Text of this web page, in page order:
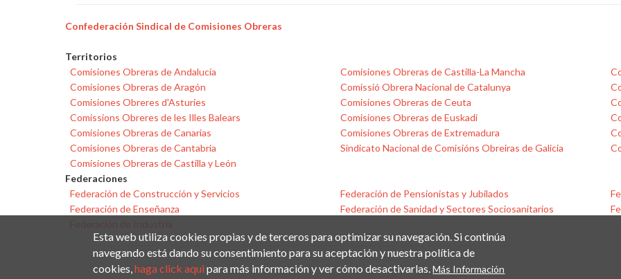
Confederación Sindical de Comisiones Obreras
Territorios
Comisiones Obreras de Andalucía
Comisiones Obreras de Aragón
Comisiones Obreres d'Asturies
Comissions Obreres de les Illes Balears
Comisiones Obreras de Canarias
Comisiones Obreras de Cantabria
Comisiones Obreras de Castilla y León
Comisiones Obreras de Castilla-La Mancha
Comissió Obrera Nacional de Catalunya
Comisiones Obreras de Ceuta
Comisiones Obreras de Euskadi
Comisiones Obreras de Extremadura
Sindicato Nacional de Comisións Obreiras de Galicia
Federaciones
Federación de Construcción y Servicios
Federación de Enseñanza
Federación de Pensionistas y Jubilados
Federación de Sanidad y Sectores Sociosanitarios
Esta web utiliza cookies propias y de terceros para optimizar su navegación. Si continúa
navegando está dando su consentimiento para su aceptación y nuestra política de
cookies,haga click aqui para más información y ver cómo desactivarlas. Más Información